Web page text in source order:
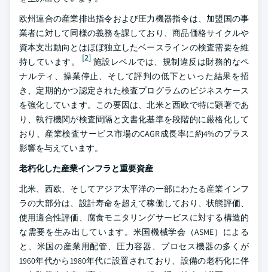
欧州連合の産業排出指令および圧力機器指令は、加盟国の事
業者に対して同様の義務を課しており、商品価格サイクルや
資本支出動向とはほぼ独立したベースラインの検査需要を維
持しています。
[2] 施設レベルでは、規制違反は財務的なペ
ナルティ、操業停止、そして評判の低下といった結果を招
き、定期的かつ認定された検査プログラムのビジネスケース
を強化しています。この要因は、北米と西欧で特に顕著であ
り、執行機関が検査間隔と文書化基準を段階的に厳格化して
おり、産業検査サービス市場のCAGR成長率に約4%のプラス
影響を与えています。
老朽化した産業インフラと重要資産
北米、西欧、そしてアジア太平洋の一部にわたる産業インフ
ラの大部分は、設計寿命を超えて稼働しており、状態評価、
使用適合性評価、腐食モニタリングサービスに対する構造的
な需要を生み出しています。米国機械学会（ASME）による
と、米国の産業用配管、圧力容器、プロセス機器の多くが
1960年代から1980年代に設置されており、設備の老朽化に伴